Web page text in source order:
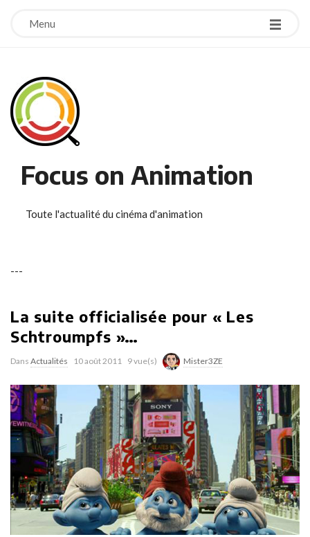
Menu
Focus on Animation
Toute l'actualité du cinéma d'animation
---
La suite officialisée pour « Les
Schtroumpfs »…
Dans Actualités 10 août 2011 9 vue(s) Mister3ZE